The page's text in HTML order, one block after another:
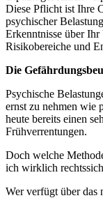
Diese Pflicht ist Ihre
psychischer
Erkenntnisse über Ihr
Risikobereiche und
Die
Psychische
ernst zu nehmen wie
heute bereits einen
Frühverrentungen.
Doch welche
ich wirklich
Wer verfügt über